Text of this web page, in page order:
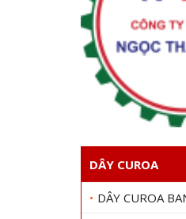
DÂY CUROA
DÂY CUROA